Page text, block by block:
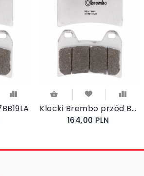
Klocki Brembo przód BMW F800 R S ST R 1200 NineT
164,00 PLN